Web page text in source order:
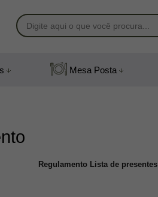
991831408
Mesa Posta
Regulamento Lista de presentes